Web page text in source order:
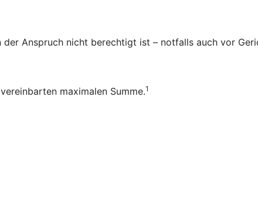
Anspruch nicht berechtigt ist – notfalls auch vor
maximalen Summe.1